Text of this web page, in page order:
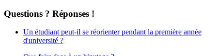
Questions ? Réponses !
Un étudiant peut-il se réorienter pendant la première année
d'université ?